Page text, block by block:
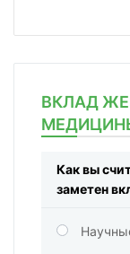
ВКЛАД
Как вы
заметен